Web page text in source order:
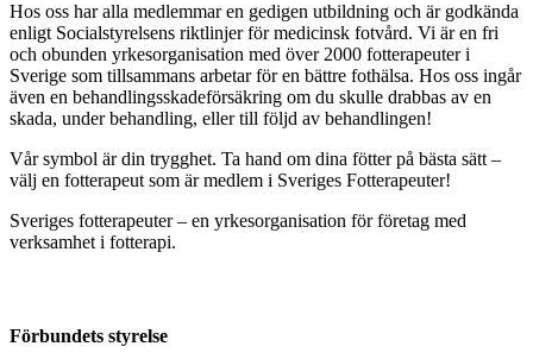
Hos oss har alla medlemmar en gedigen utbildning och är godkända
enligt Socialstyrelsens riktlinjer för medicinsk fotvård. Vi är en fri
och obunden yrkesorganisation med över 2000 fotterapeuter i
Sverige som tillsammans arbetar för en bättre fothälsa. Hos oss ingår
även en behandlingsskadeförsäkring om du skulle drabbas av en
skada, under behandling, eller till följd av behandlingen!
Vår symbol är din trygghet. Ta hand om dina fötter på bästa sätt –
välj en fotterapeut som är medlem i Sveriges Fotterapeuter!
Sveriges fotterapeuter – en yrkesorganisation för företag med
verksamhet i fotterapi.
Förbundets styrelse